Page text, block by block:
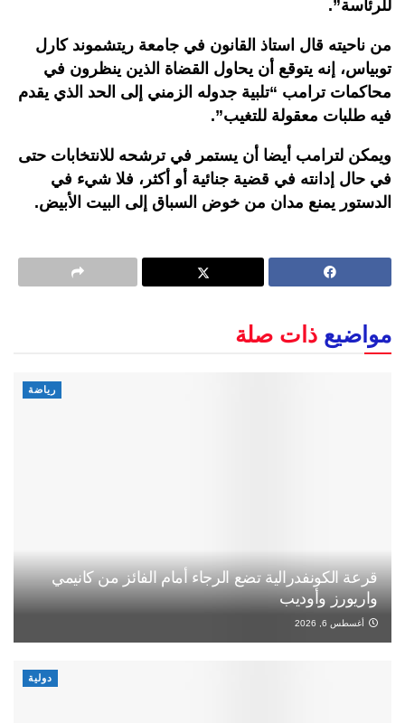
للرئاسة”.
من ناحيته قال استاذ القانون في جامعة ريتشموند كارل
توبياس، إنه يتوقع أن يحاول القضاة الذين ينظرون في
محاكمات ترامب “تلبية جدوله الزمني إلى الحد الذي يقدم
فيه طلبات معقولة للتغيب”.
ويمكن لترامب أيضا أن يستمر في ترشحه للانتخابات حتى
في حال إدانته في قضية جنائية أو أكثر، فلا شيء في
الدستور يمنع مدان من خوض السباق إلى البيت الأبيض.
مواضيع ذات صلة
رياضة
قرعة الكونفدرالية تضع الرجاء أمام الفائز من كانيمي
واريورز وأوديب
أغسطس 6, 2026
دولية